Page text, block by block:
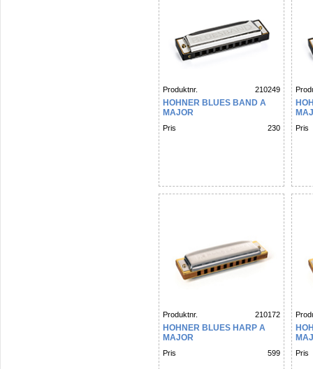
Produktnr. 210249
HOHNER BLUES BAND A
MAJOR
Pris 230 Pris
Produktnr. 210172
HOHNER BLUES HARP A
MAJOR
Pris 599 Pris